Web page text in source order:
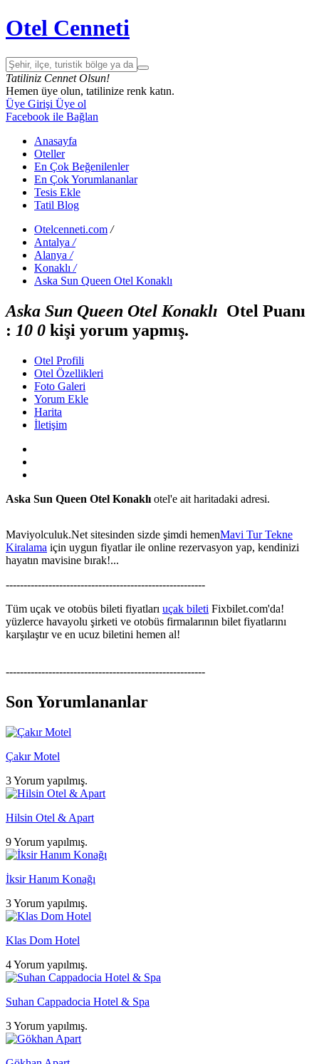
Otel Cenneti
Tatiliniz Cennet Olsun!
Hemen üye olun, tatilinize renk katın.
Üye Girişi Üye ol
Facebook ile Bağlan
Anasayfa
Oteller
En Çok Beğenilenler
En Çok Yorumlananlar
Tesis Ekle
Tatil Blog
Otelcenneti.com /
Antalya /
Alanya /
Konaklı /
Aska Sun Queen Otel Konaklı
Aska Sun Queen Otel Konaklı Otel Puanı
: 10 0 kişi yorum yapmış.
Otel Profili
Otel Özellikleri
Foto Galeri
Yorum Ekle
Harita
İletişim
Aska Sun Queen Otel Konaklı otel'e ait haritadaki adresi.
This page can't load Google Maps correctly.
Maviyolculuk.Net sitesinden sizde şimdi hemenMavi Tur Tekne
Kiralama için uygun fiyatlar ile online rezervasyon yap, kendinizi
hayatın mavisine bırak!...
--------------------------------------------------------
Tüm uçak ve otobüs bileti fiyatları uçak bileti Fixbilet.com'da!
yüzlerce havayolu şirketi ve otobüs firmalarının bilet fiyatlarını
karşılaştır ve en ucuz biletini hemen al!
--------------------------------------------------------
Son Yorumlananlar
Çakır Motel
3 Yorum yapılmış.
Hilsin Otel & Apart
9 Yorum yapılmış.
İksir Hanım Konağı
3 Yorum yapılmış.
Klas Dom Hotel
4 Yorum yapılmış.
Suhan Cappadocia Hotel & Spa
3 Yorum yapılmış.